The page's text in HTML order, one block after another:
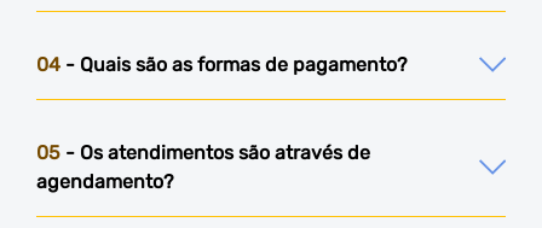
04 - Quais são as formas de pagamento?
05 - Os atendimentos são através de
agendamento?